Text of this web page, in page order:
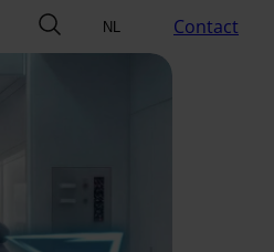
zoek NL
Selecteer taal
Contact